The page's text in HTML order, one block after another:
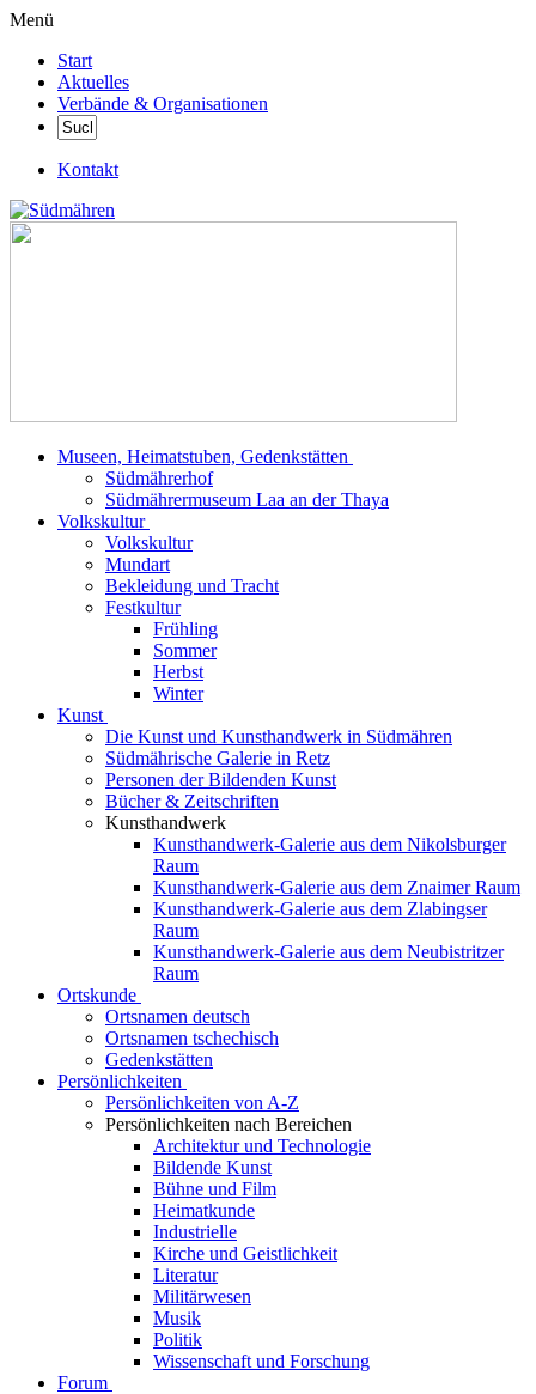
Menü
Start
Aktuelles
Verbände & Organisationen
Kontakt
Museen, Heimatstuben, Gedenkstätten
Südmährerhof
Südmährermuseum Laa an der Thaya
Volkskultur
Volkskultur
Mundart
Bekleidung und Tracht
Festkultur
Frühling
Sommer
Herbst
Winter
Kunst
Die Kunst und Kunsthandwerk in Südmähren
Südmährische Galerie in Retz
Personen der Bildenden Kunst
Bücher & Zeitschriften
Kunsthandwerk
Kunsthandwerk-Galerie aus dem Nikolsburger
Raum
Kunsthandwerk-Galerie aus dem Znaimer Raum
Kunsthandwerk-Galerie aus dem Zlabingser
Raum
Kunsthandwerk-Galerie aus dem Neubistritzer
Raum
Ortskunde
Ortsnamen deutsch
Ortsnamen tschechisch
Gedenkstätten
Persönlichkeiten
Persönlichkeiten von A-Z
Persönlichkeiten nach Bereichen
Architektur und Technologie
Bildende Kunst
Bühne und Film
Heimatkunde
Industrielle
Kirche und Geistlichkeit
Literatur
Militärwesen
Musik
Politik
Wissenschaft und Forschung
Forum